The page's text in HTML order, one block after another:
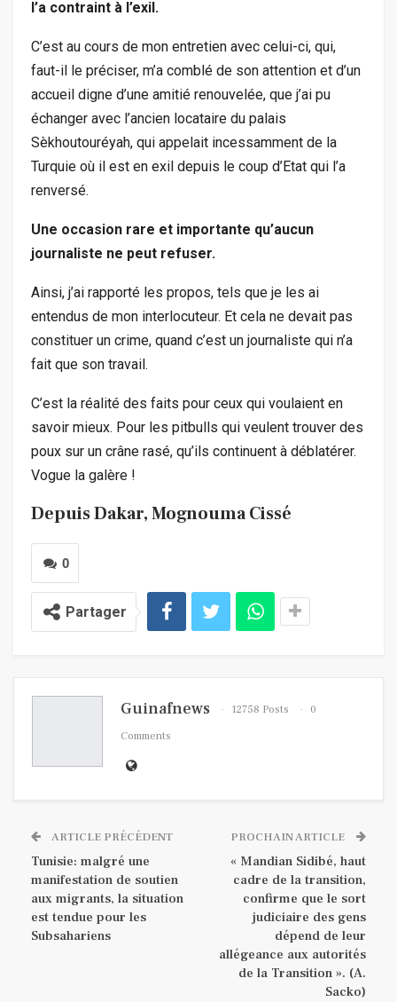
l’a contraint à l’exil.
C’est au cours de mon entretien avec celui-ci, qui,
faut-il le préciser, m’a comblé de son attention et d’un
accueil digne d’une amitié renouvelée, que j’ai pu
échanger avec l’ancien locataire du palais
Sèkhoutouréyah, qui appelait incessamment de la
Turquie où il est en exil depuis le coup d’Etat qui l’a
renversé.
Une occasion rare et importante qu’aucun
journaliste ne peut refuser.
Ainsi, j’ai rapporté les propos, tels que je les ai
entendus de mon interlocuteur. Et cela ne devait pas
constituer un crime, quand c’est un journaliste qui n’a
fait que son travail.
C’est la réalité des faits pour ceux qui voulaient en
savoir mieux. Pour les pitbulls qui veulent trouver des
poux sur un crâne rasé, qu’ils continuent à déblatérer.
Vogue la galère !
Depuis Dakar, Mognouma Cissé
0
Partager
Guinafnews 12758 Posts
0
Comments
ARTICLE PRÉCÉDENT
Tunisie: malgré une
manifestation de soutien
aux migrants, la situation
est tendue pour les
Subsahariens
PROCHAIN ARTICLE
« Mandian Sidibé, haut
cadre de la transition,
confirme que le sort
judiciaire des gens
dépend de leur
allégeance aux autorités
de la Transition ». (A.
Sacko)